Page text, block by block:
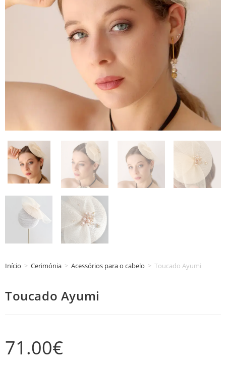
Início > Cerimónia > Acessórios para o cabelo > Toucado Ayumi
Toucado Ayumi
71.00€